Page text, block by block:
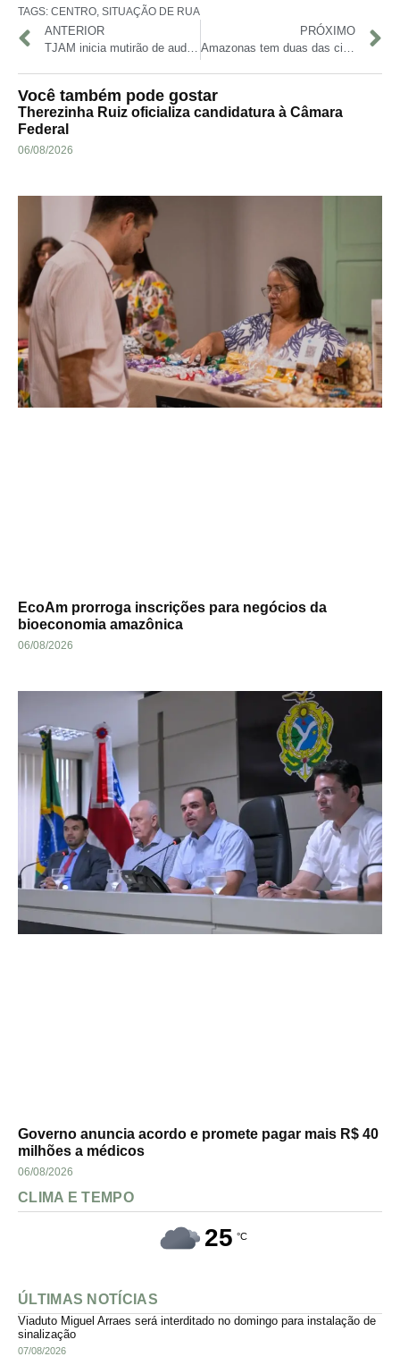
TAGS: CENTRO, SITUAÇÃO DE RUA
ANTERIOR
TJAM inicia mutirão de audiências para crimes de violência sexual e doméstica contra crianças
PRÓXIMO
Amazonas tem duas das cinco maiores favelas do Brasil e mostra força econômica
Você também pode gostar
Therezinha Ruiz oficializa candidatura à Câmara
Federal
06/08/2026
EcoAm prorroga inscrições para negócios da
bioeconomia amazônica
06/08/2026
Governo anuncia acordo e promete pagar mais R$ 40
milhões a médicos
06/08/2026
CLIMA E TEMPO
25 °C
ÚLTIMAS NOTÍCIAS
Viaduto Miguel Arraes será interditado no domingo para instalação de
sinalização
07/08/2026